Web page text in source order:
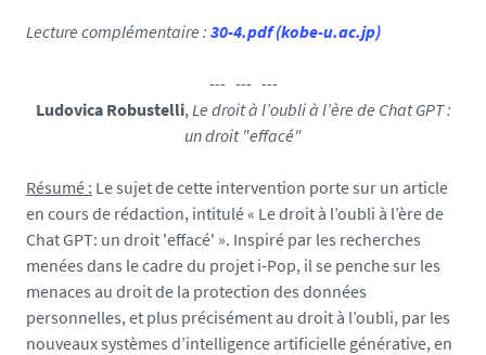
2
2
3
8
7
-
p
n
Lecture complémentaire : 30-4.pdf (kobe-u.ac.jp)
--- --- ---
Ludovica Robustelli,Le droit à l’oubli à l’ère de Chat GPT :
un droit "effacé"
Résumé : Le sujet de cette intervention porte sur un article
en cours de rédaction, intitulé « Le droit à l’oubli à l’ère de
Chat GPT: un droit 'effacé' ». Inspiré par les recherches
menées dans le cadre du projet i-Pop, il se penche sur les
menaces au droit de la protection des données
personnelles, et plus précisément au droit à l’oubli, par les
nouveaux systèmes d’intelligence artificielle générative, en